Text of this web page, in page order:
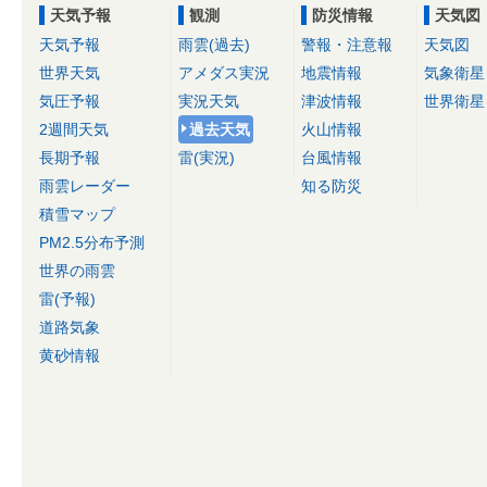
天気予報
天気予報
世界天気
気圧予報
2週間天気
長期予報
雨雲レーダー
積雪マップ
PM2.5分布予測
世界の雨雲
雷(予報)
道路気象
黄砂情報
観測
雨雲(過去)
アメダス実況
実況天気
過去天気
雷(実況)
防災情報
警報・注意報
地震情報
津波情報
火山情報
台風情報
知る防災
天気図
天気図
気象衛星
世界衛星